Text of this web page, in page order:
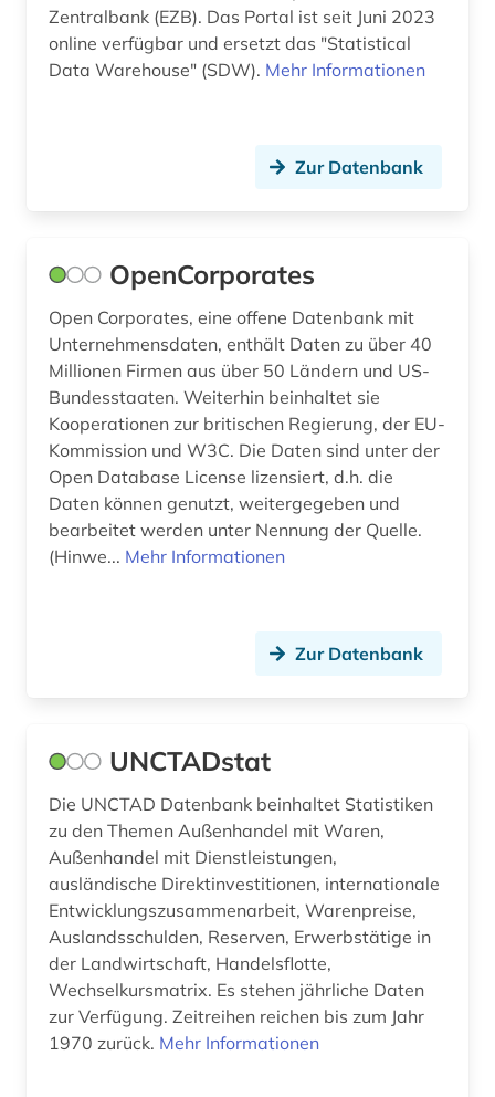
erde (1)
erneubare energien (1)
erzeugerpreise (1)
europa (6)
europäische union (9)
europäische zentralbank (1)
europäisches parlament (1)
evaluation (5)
film (1)
filmindustrie (1)
finanzdaten (2)
finanzen (1)
finanzinformation (1)
finanzinformationssystem (1)
finanzmarkt (1)
Zentralbank (EZB). Das Portal ist seit Juni 2023
online verfügbar und ersetzt das "Statistical
Data Warehouse" (SDW). Mehr Informationen
Zur Datenbank
OpenCorporates
Open Corporates, eine offene Datenbank mit
Unternehmensdaten, enthält Daten zu über 40
Millionen Firmen aus über 50 Ländern und US-
Bundesstaaten. Weiterhin beinhaltet sie
Kooperationen zur britischen Regierung, der EU-
Kommission und W3C. Die Daten sind unter der
Open Database License lizensiert, d.h. die
Daten können genutzt, weitergegeben und
bearbeitet werden unter Nennung der Quelle.
(Hinwe... Mehr Informationen
Zur Datenbank
UNCTADstat
Die UNCTAD Datenbank beinhaltet Statistiken
zu den Themen Außenhandel mit Waren,
Außenhandel mit Dienstleistungen,
ausländische Direktinvestitionen, internationale
Entwicklungszusammenarbeit, Warenpreise,
Auslandsschulden, Reserven, Erwerbstätige in
der Landwirtschaft, Handelsflotte,
Wechselkursmatrix. Es stehen jährliche Daten
zur Verfügung. Zeitreihen reichen bis zum Jahr
1970 zurück. Mehr Informationen